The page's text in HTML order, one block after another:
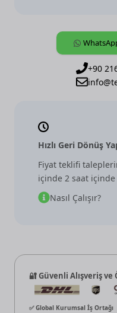
+90
Hızlı Geri Dönüş
Fiyat teklifi
içinde 2 saat içinde
Nasıl Çalışır?
🔐 Güvenli Alışveriş ve
✅ Global Kurumsal İş Ortağı